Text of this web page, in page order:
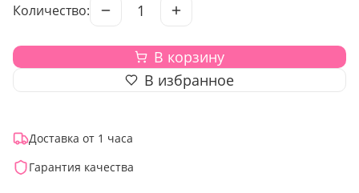
Количество: 1
В корзину
В избранное
Доставка от 1 часа
Гарантия качества